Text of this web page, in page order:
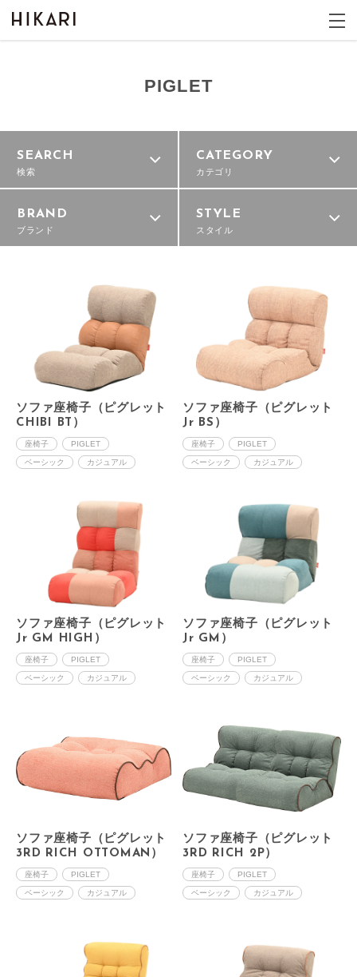
PIGLET
SEARCH
検索
CATEGORY
カテゴリ
BRAND
ブランド
STYLE
スタイル
ソファ座椅子（ピグレット
CHIBI BT）
座椅子 PIGLET
ベーシック カジュアル
ソファ座椅子（ピグレット
Jr BS）
座椅子 PIGLET
ベーシック カジュアル
ソファ座椅子（ピグレット
Jr GM HIGH）
座椅子 PIGLET
ベーシック カジュアル
ソファ座椅子（ピグレット
Jr GM）
座椅子 PIGLET
ベーシック カジュアル
ソファ座椅子（ピグレット
3RD RICH OTTOMAN）
座椅子 PIGLET
ベーシック カジュアル
ソファ座椅子（ピグレット
3RD RICH 2P）
座椅子 PIGLET
ベーシック カジュアル